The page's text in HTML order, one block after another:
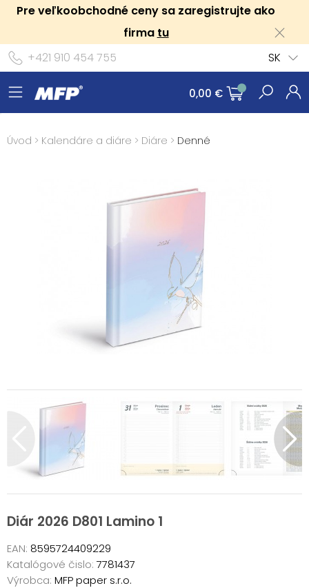
Pre veľkoobchodné ceny sa zaregistrujte ako
firma tu
+421 910 454 755
SK
0,00 €
Úvod > Kalendáre a diáre > Diáre > Denné
Diár 2026 D801 Lamino 1
EAN: 8595724409229
Katalógové čislo: 7781437
Výrobca: MFP paper s.r.o.